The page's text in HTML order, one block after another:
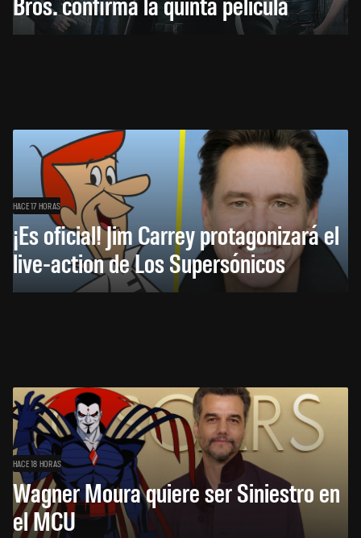
HACE 17 HORAS
¡Es oficial! Jim Carrey protagonizará el
live-action de Los Supersónicos
HACE 18 HORAS
Wagner Moura quiere ser Siniestro en
el MCU